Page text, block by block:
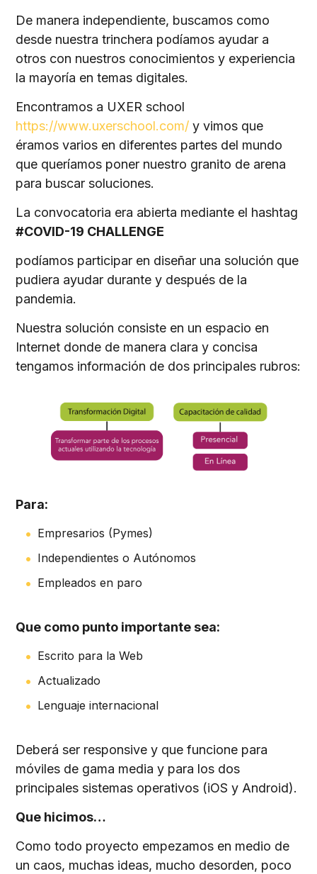
De manera independiente, buscamos como
desde nuestra trinchera podíamos ayudar a
otros con nuestros conocimientos y experiencia
la mayoría en temas digitales.
Encontramos a UXER school
https://www.uxerschool.com/ y vimos que
éramos varios en diferentes partes del mundo
que queríamos poner nuestro granito de arena
para buscar soluciones.
La convocatoria era abierta mediante el hashtag
#COVID-19 CHALLENGE
podíamos participar en diseñar una solución que
pudiera ayudar durante y después de la
pandemia.
Nuestra solución consiste en un espacio en
Internet donde de manera clara y concisa
tengamos información de dos principales rubros:
Para:
Empresarios (Pymes)
Independientes o Autónomos
Empleados en paro
Que como punto importante sea:
Escrito para la Web
Actualizado
Lenguaje internacional
Deberá ser responsive y que funcione para
móviles de gama media y para los dos
principales sistemas operativos (iOS y Android).
Que hicimos…
Como todo proyecto empezamos en medio de
un caos, muchas ideas, mucho desorden, poco